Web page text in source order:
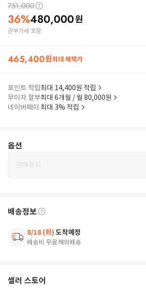
751,000
36%480,000원
관부가세 포함
465,400원최대 혜택가
포인트 적립최대 14,400원 적립
무이자 할부최대 6개월 / 월 80,000원
네이버페이 최대 3% 적립
옵션
판매중지
배송정보
8/18 (화) 도착예정
배송비 무료해외배송
셀러 스토어